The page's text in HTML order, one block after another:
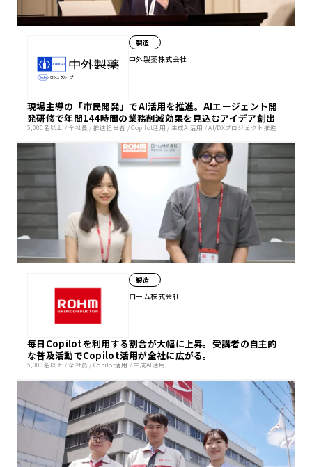
製造
中外製薬株式会社
現場主導の「市民開発」でAI活用を推進。AIエージェント開
発研修で年間144時間の業務削減効果を見込むアイデア創出
5,000名以上 /全社員 /推進担当者 /Copilot活用 / 生成AI活用 /AI/DXプロジェクト推進
製造
ローム株式会社
毎日Copilotを利用する割合が大幅に上昇。受講者の自主的
な普及活動でCopilot活用が全社に広がる。
5,000名以上 /全社員 /Copilot活用 / 生成AI活用